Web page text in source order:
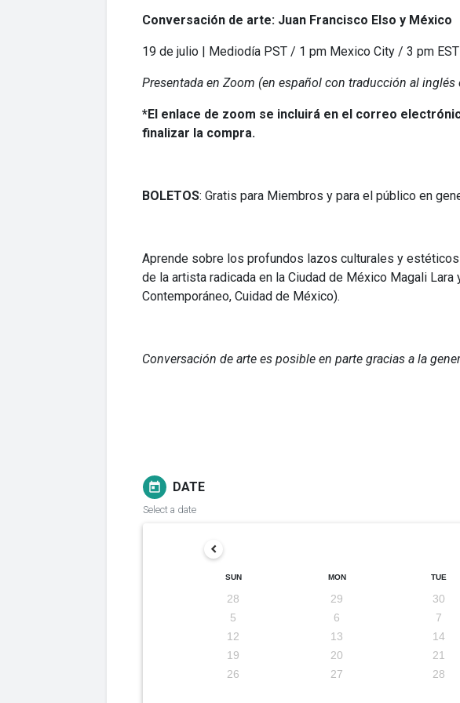
Conversación de arte: Juan Francisco Elso y México
19 de julio | Mediodía PST / 1 pm Mexico City / 3 pm EST
Presentada en Zoom (en español con traducción al inglés
*El enlace de zoom se incluirá en el correo
finalizar la compra.
BOLETOS: Gratis para Miembros y para el público en
Aprende sobre los profundos lazos culturales y
de la artista radicada en la Ciudad de México Magali
Contemporáneo, Cuidad de México).
Conversación de arte es posible en parte gracias a la
today DATE
Select a date
SUN MON TUE
28 29 30
5
6 7
12
13 14
19
20 21
26
27 28